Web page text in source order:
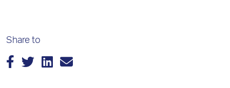
Share to